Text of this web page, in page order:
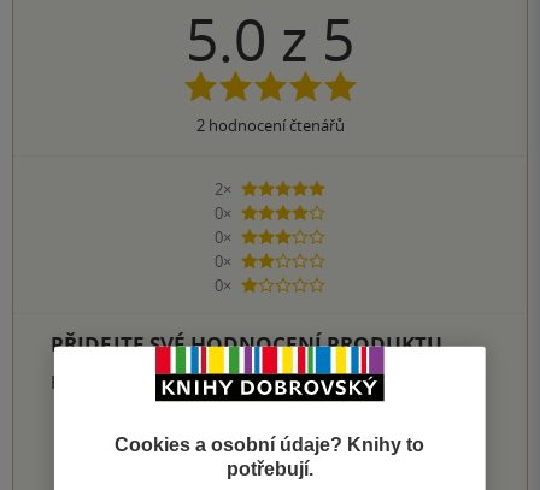
5.0 z 5
2hodnocení čtenářů
2×
5 hvězdiček
0×
4 hvězdičky
0×
3 hvězdičky
0×
2 hvězdičky
0×
1 hvezdička
PŘIDEJTE SVÉ HODNOCENÍ PRODUKTU
Hodnocení našich knihkupců: 0.0 z 5
1 2 3 4 5
Cookies a osobní údaje? Knihy to
potřebují.